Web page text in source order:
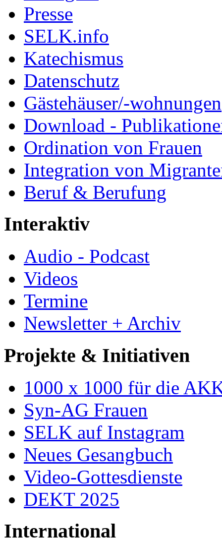
Presse
SELK.info
Katechismus
Datenschutz
Gästehäuser/-wohnungen
Download -
Ordination von Frauen
Integration von
Beruf & Berufung
Interaktiv
Audio - Podcast
Videos
Termine
Newsletter + Archiv
Projekte & Initiativen
1000 x 1000 für die
Syn-AG Frauen
SELK auf Instagram
Neues Gesangbuch
Video-Gottesdienste
DEKT 2025
International